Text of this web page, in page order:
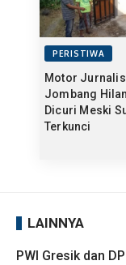
PERISTIWA
Motor Jurnalis
Jombang
Dicuri Meski
Terkunci
LAINNYA
PWI Gresik dan